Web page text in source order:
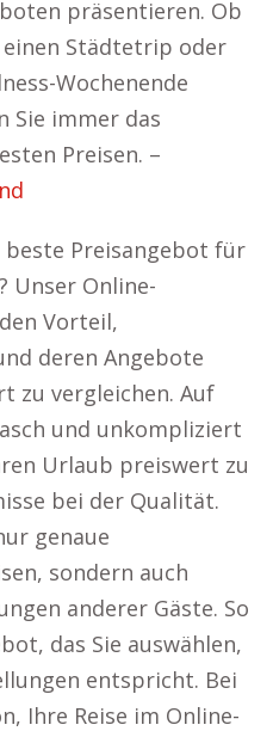
präsentieren. Ob
Städtetrip oder
Wochenende
Sie immer das
Preisen. –
beste Preisangebot für
Unser Online-
Vorteil,
deren Angebote
zu vergleichen. Auf
und unkompliziert
Urlaub preiswert zu
bei der Qualität.
genaue
sondern auch
anderer Gäste. So
das Sie auswählen,
entspricht. Bei
Ihre Reise im Online-